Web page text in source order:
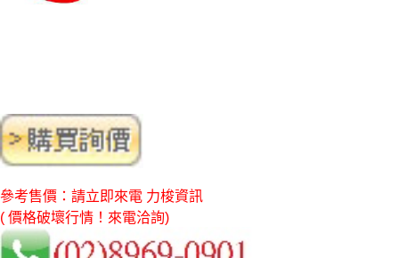
參考售價：請立即來電 力梭資訊
( 價格破壞行情！來電洽詢)